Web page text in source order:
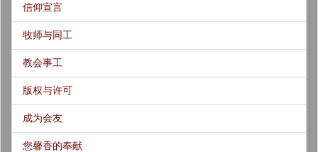
信仰宣言
牧师与同工
教会事工
版权与许可
成为会友
您馨香的奉献